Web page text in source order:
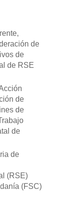
de
de
de RSE
de
de
de
de
(RSE)
(FSC)